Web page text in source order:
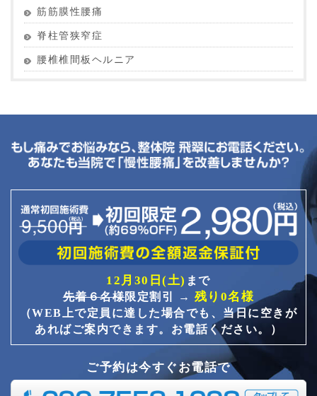
筋筋膜性腰痛
脊柱管狭窄症
腰椎椎間板ヘルニア
12月30日(土) まで
先着６名様限定割引 → 残り0名様
（WEB上で定員に達した場合でも、当日に空きが
あればご案内できます。お電話ください。）
ご予約は今すぐお電話で